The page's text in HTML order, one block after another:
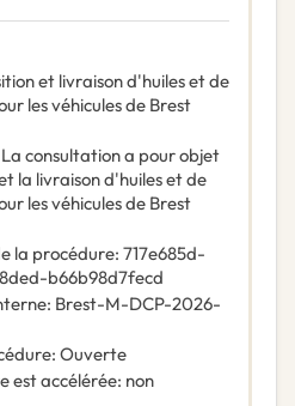
et livraison d'huiles et de
les véhicules de Brest
La consultation a pour objet
la livraison d'huiles et de
les véhicules de Brest
la procédure: 717e685d-
b66b98d7fecd
: Brest-M-DCP-2026-
: Ouverte
est accélérée: non